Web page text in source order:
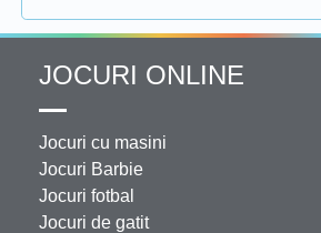
JOCURI ONLINE
Jocuri cu masini
Jocuri Barbie
Jocuri fotbal
Jocuri de gatit